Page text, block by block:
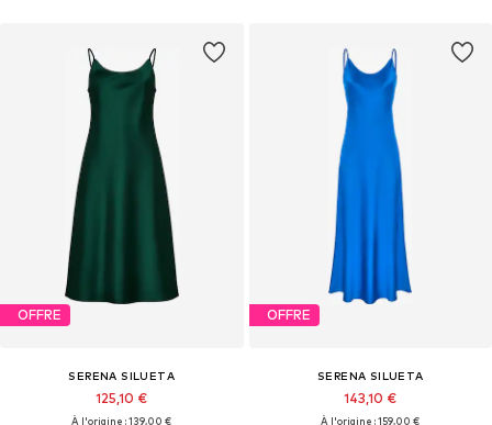
OFFRE
SERENA SILUETA
125,10 €
À l'origine : 139,00 €
OFFRE
SERENA SILUETA
143,10 €
À l'origine : 159,00 €